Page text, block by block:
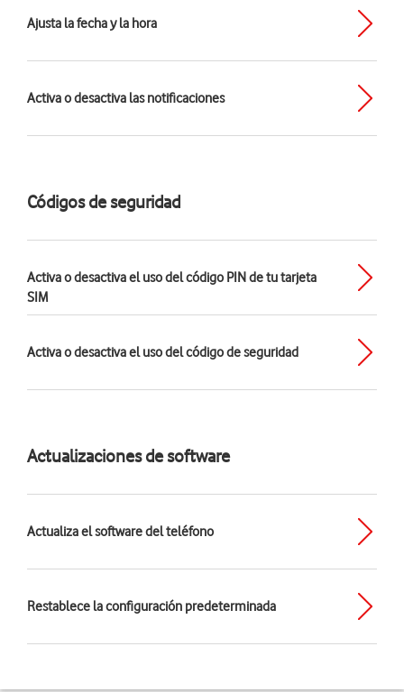
Ajusta la fecha y la hora
Activa o desactiva las notificaciones
Códigos de seguridad
Activa o desactiva el uso del código PIN de tu tarjeta
SIM
Activa o desactiva el uso del código de seguridad
Actualizaciones de software
Actualiza el software del teléfono
Restablece la configuración predeterminada